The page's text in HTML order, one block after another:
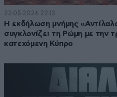
22·05·2026 22:13
Η εκδήλωση μνήμης
συγκλονίζει τη Ρώμη με την
κατεχόμενη Κύπρο